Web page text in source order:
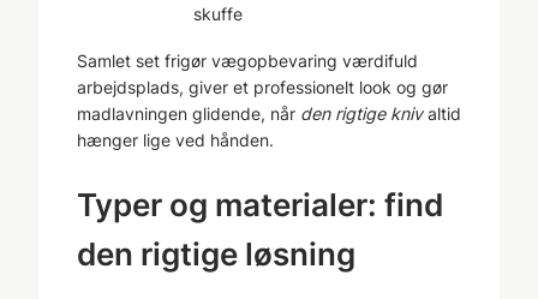
skuffe
Samlet set frigør vægopbevaring værdifuld
arbejdsplads, giver et pro­fes­sio­nelt look og gør
madlavningen glidende, når den rigtige knivaltid
hænger lige ved hånden.
Typer og materialer: find
den rigtige løsning